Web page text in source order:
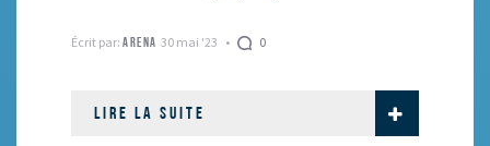
Écrit par: ARENA 30 mai '23 0
LIRE LA SUITE